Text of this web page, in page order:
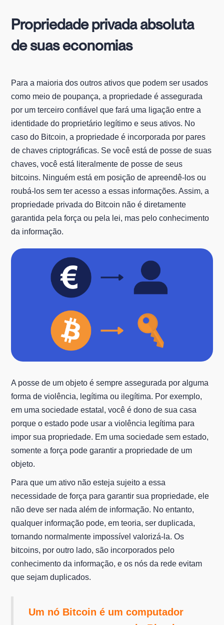
Propriedade privada absoluta
de suas economias
Para a maioria dos outros ativos que podem ser usados
como meio de poupança, a propriedade é assegurada
por um terceiro confiável que fará uma ligação entre a
identidade do proprietário legítimo e seus ativos. No
caso do Bitcoin, a propriedade é incorporada por pares
de chaves criptográficas. Se você está de posse de suas
chaves, você está literalmente de posse de seus
bitcoins. Ninguém está em posição de apreendê-los ou
roubá-los sem ter acesso a essas informações. Assim, a
propriedade privada do Bitcoin não é diretamente
garantida pela força ou pela lei, mas pelo conhecimento
da informação.
A posse de um objeto é sempre assegurada por alguma
forma de violência, legítima ou ilegítima. Por exemplo,
em uma sociedade estatal, você é dono de sua casa
porque o estado pode usar a violência legítima para
impor sua propriedade. Em uma sociedade sem estado,
somente a força pode garantir a propriedade de um
objeto.
Para que um ativo não esteja sujeito a essa
necessidade de força para garantir sua propriedade, ele
não deve ser nada além de informação. No entanto,
qualquer informação pode, em teoria, ser duplicada,
tornando normalmente impossível valorizá-la. Os
bitcoins, por outro lado, são incorporados pelo
conhecimento da informação, e os nós da rede evitam
que sejam duplicados.
Um nó Bitcoin é um computador